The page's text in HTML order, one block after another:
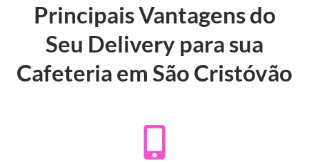
Principais Vantagens do
Seu Delivery para sua
Cafeteria em São Cristóvão